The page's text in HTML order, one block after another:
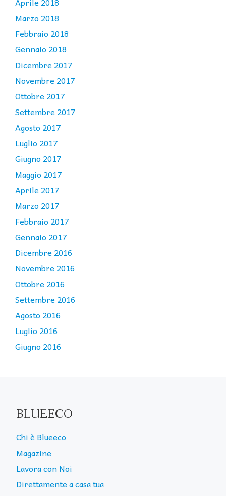
Marzo 2018
Febbraio 2018
Gennaio 2018
Dicembre 2017
Novembre 2017
Ottobre 2017
Settembre 2017
Agosto 2017
Luglio 2017
Giugno 2017
Maggio 2017
Aprile 2017
Marzo 2017
Febbraio 2017
Gennaio 2017
Dicembre 2016
Novembre 2016
Ottobre 2016
Settembre 2016
Agosto 2016
Luglio 2016
Giugno 2016
BLUEECO
Chi è Blueeco
Magazine
Lavora con Noi
Direttamente a casa tua